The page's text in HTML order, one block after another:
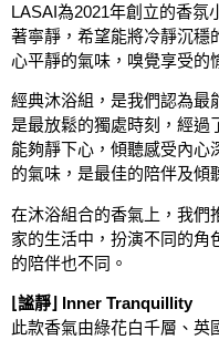
LASAI為2021年創立的香氛
著寧靜，希望能將冷靜沉穩
心平靜的氣味，嗅覺享受的
經典沐浴組，是我們認為最
是最放鬆的獨處時刻，經過
能夠靜下心，傾聽感受內心
的氣味，是最佳的陪伴及傾
在沐浴組合的香氣上，我們
家的生活中，扮演不同的角
的陪伴也不同。
⌊謐靜⌋ Inner Tranquillity
此款香氣由綠花白千層、英